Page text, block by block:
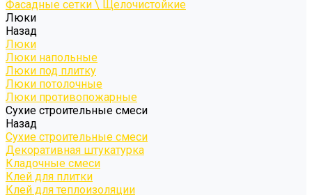
Фасадные сетки \ Щелочистойкие
Люки
Назад
Люки
Люки напольные
Люки под плитку
Люки потолочные
Люки противопожарные
Сухие строительные смеси
Назад
Сухие строительные смеси
Декоративная штукатурка
Кладочные смеси
Клей для плитки
Клей для теплоизоляции